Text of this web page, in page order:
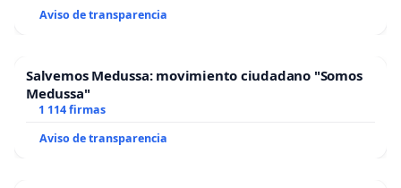
Aviso de transparencia
Salvemos Medussa: movimiento ciudadano "Somos
Medussa"
1 114 firmas
Aviso de transparencia